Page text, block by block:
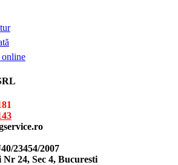
online
23454/2007
Nr 24, Sec 4, Bucuresti